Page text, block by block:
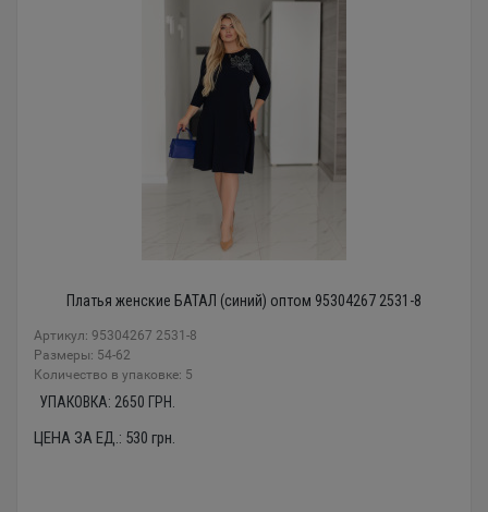
Платья женские БАТАЛ (синий) оптом 95304267 2531-8
Артикул: 95304267 2531-8
Размеры: 54-62
Количество в упаковке: 5
УПАКОВКА: 2650 ГРН.
ЦЕНА ЗА ЕД.: 530 грн.